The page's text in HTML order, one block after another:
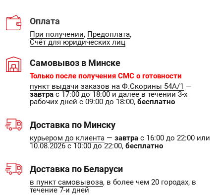
Оплата
При получении, Предоплата,
Счёт для юридических лиц
Самовывоз в Минске
Только после получения СМС о готовности
пункт выдачи заказов на Ф.Скорины 54А/1 —
завтра с 17:00 до 18:00 и далее в течении 3-х
рабочих дней с 09:00 до 18:00, бесплатно
Доставка по Минску
курьером до клиента — завтра с 16:00 до 22:00 или
10.08.2026 с 10:00 до 22:00, бесплатно
Доставка по Беларуси
в пункт самовывоза, в более чем 20 городах, в
течение 7-и дней